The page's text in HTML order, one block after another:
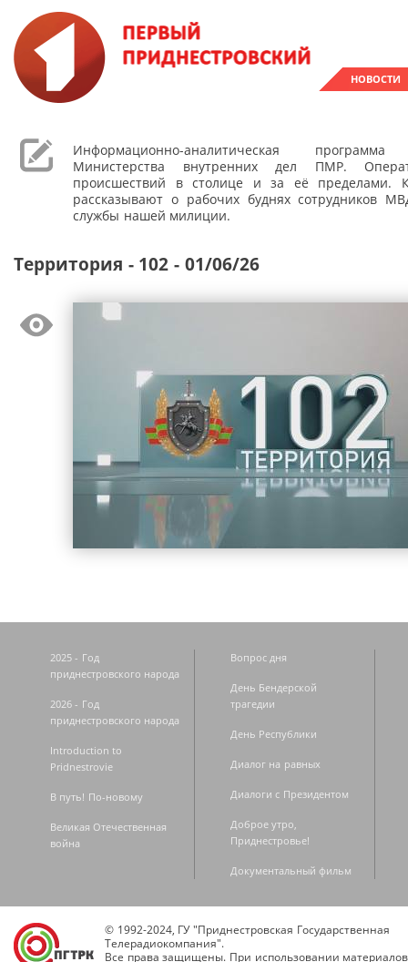
НОВОСТИ
Информационно-аналитическая программа
Министерства внутренних дел ПМР.
происшествий в столице и за её пределами.
рассказывают о рабочих буднях сотрудников
службы нашей милиции.
Территория - 102 - 01/06/26
2025 - Год
приднестровского народа
2026 - Год
приднестровского народа
Introduction to
Pridnestrovie
В путь! По-новому
Великая Отечественная
война
Вопрос дня
День Бендерской
трагедии
День Республики
Диалог на равных
Диалоги с Президентом
Доброе утро,
Приднестровье!
Документальный фильм
© 1992-2024, ГУ "Приднестровская Государственная
Телерадиокомпания".
Все права защищены. При использовании